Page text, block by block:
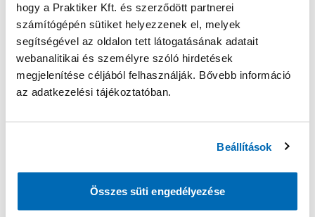
hogy a Praktiker Kft. és szerződött partnerei
számítógépén sütiket helyezzenek el, melyek
segítségével az oldalon tett látogatásának adatait
webanalitikai és személyre szóló hirdetések
megjelenítése céljából felhasználják. Bővebb információ
az adatkezelési tájékoztatóban.
Beállítások
Összes süti engedélyezése